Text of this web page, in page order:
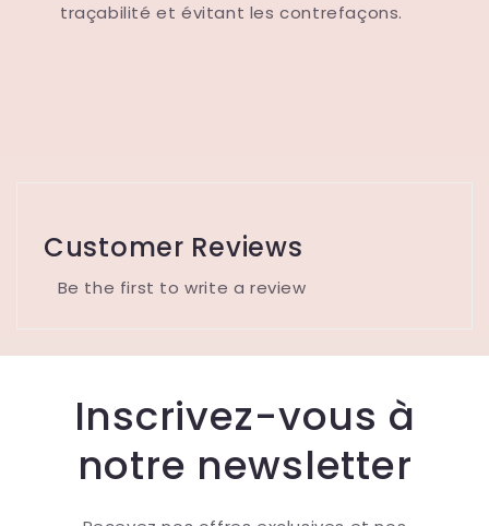
traçabilité et évitant les contrefaçons.
Customer Reviews
Be the first to write a review
Inscrivez-vous à
notre newsletter